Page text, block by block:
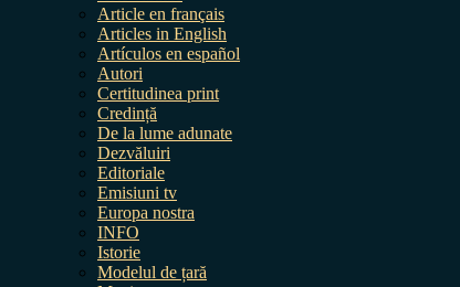
Article en français
Articles in English
Artículos en español
Autori
Certitudinea print
Credință
De la lume adunate
Dezvăluiri
Editoriale
Emisiuni tv
Europa nostra
INFO
Istorie
Modelul de țară